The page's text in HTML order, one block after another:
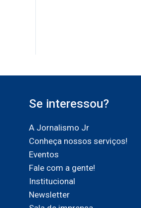
Se interessou?
A Jornalismo Jr
Conheça nossos serviços!
Eventos
Fale com a gente!
Institucional
Newsletter